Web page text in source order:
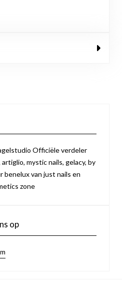
Officiële verdeler
mystic nails, gelacy, by
benelux van just nails en
zone
op